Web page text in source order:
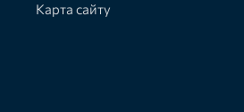
Карта сайту